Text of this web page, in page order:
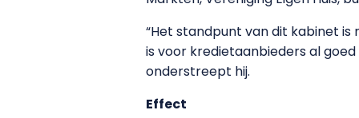
“Het standpunt van dit kabinet is
is voor kredietaanbieders al
onderstreept hij.
Effect